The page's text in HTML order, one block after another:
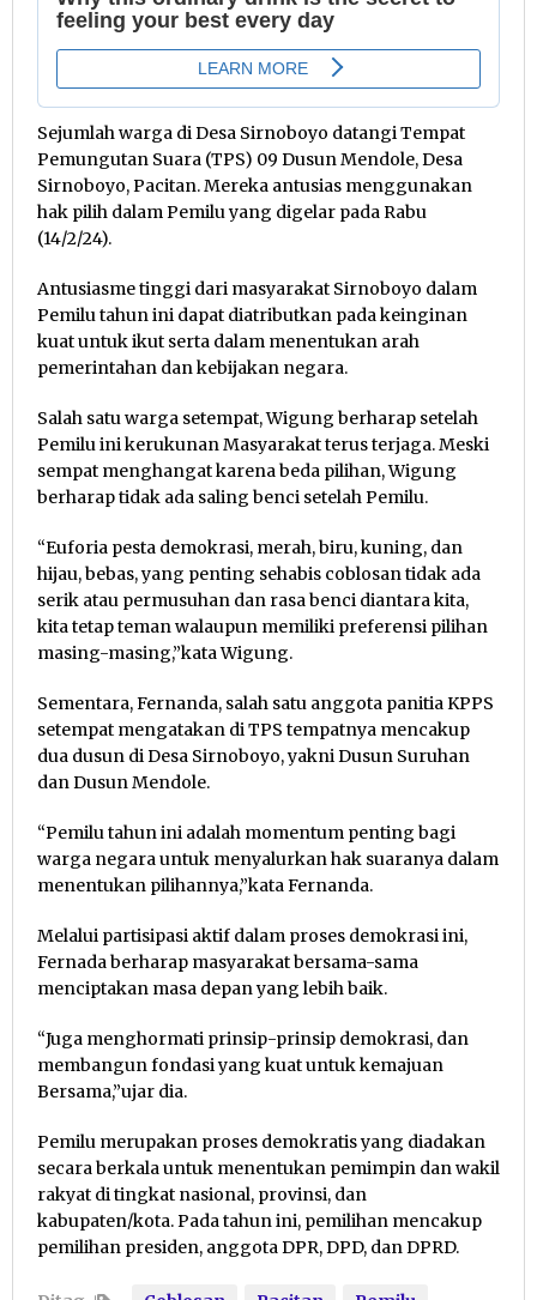
Sejumlah warga di Desa Sirnoboyo datangi Tempat
Pemungutan Suara (TPS) 09 Dusun Mendole, Desa
Sirnoboyo, Pacitan. Mereka antusias menggunakan
hak pilih dalam Pemilu yang digelar pada Rabu
(14/2/24).
Antusiasme tinggi dari masyarakat Sirnoboyo dalam
Pemilu tahun ini dapat diatributkan pada keinginan
kuat untuk ikut serta dalam menentukan arah
pemerintahan dan kebijakan negara.
Salah satu warga setempat, Wigung berharap setelah
Pemilu ini kerukunan Masyarakat terus terjaga. Meski
sempat menghangat karena beda pilihan, Wigung
berharap tidak ada saling benci setelah Pemilu.
“Euforia pesta demokrasi, merah, biru, kuning, dan
hijau, bebas, yang penting sehabis coblosan tidak ada
serik atau permusuhan dan rasa benci diantara kita,
kita tetap teman walaupun memiliki preferensi pilihan
masing-masing,”kata Wigung.
Sementara, Fernanda, salah satu anggota panitia KPPS
setempat mengatakan di TPS tempatnya mencakup
dua dusun di Desa Sirnoboyo, yakni Dusun Suruhan
dan Dusun Mendole.
“Pemilu tahun ini adalah momentum penting bagi
warga negara untuk menyalurkan hak suaranya dalam
menentukan pilihannya,”kata Fernanda.
Melalui partisipasi aktif dalam proses demokrasi ini,
Fernada berharap masyarakat bersama-sama
menciptakan masa depan yang lebih baik.
“Juga menghormati prinsip-prinsip demokrasi, dan
membangun fondasi yang kuat untuk kemajuan
Bersama,”ujar dia.
Pemilu merupakan proses demokratis yang diadakan
secara berkala untuk menentukan pemimpin dan wakil
rakyat di tingkat nasional, provinsi, dan
kabupaten/kota. Pada tahun ini, pemilihan mencakup
pemilihan presiden, anggota DPR, DPD, dan DPRD.